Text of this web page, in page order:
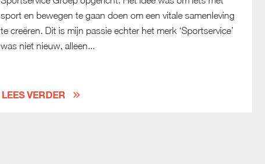
sport en bewegen te gaan doen om een vitale samenleving
te creëren. Dit is mijn passie echter het merk ‘Sportservice’
was niet nieuw, alleen...
LEES VERDER